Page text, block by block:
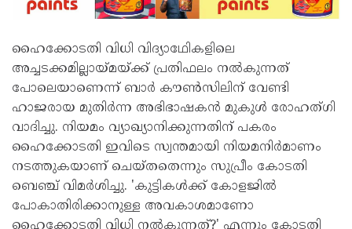
ഹൈക്കോടതി വിധി വിദ്യാഥേികളിലെ
അച്ചടക്കമില്ലായ്മയ്ക്ക് പ്രതിഫലം നൽകുന്നത്
പോലെയാണെന്ന് ബാർ കൗൺസിലിന് വേണ്ടി
ഹാജരായ മുതിർന്ന അഭിഭാഷകൻ മുകുൾ രോഹത്ഗി
വാദിച്ചു. നിയമം വ്യാഖ്യാനിക്കുന്നതിന് പകരം
ഹൈക്കോടതി ഇവിടെ സ്വന്തമായി നിയമനിർമാണം
നടത്തുകയാണ് ചെയ്തതെന്നും സുപ്രീം കോടതി
ബെഞ്ച് വിമർശിച്ചു. 'കുട്ടികൾക്ക് കോളജിൽ
പോകാതിരിക്കാനുള്ള അവകാശമാണോ
ഹൈക്കോടതി വിധി നൽകുന്നത്?' എന്നും കോടതി